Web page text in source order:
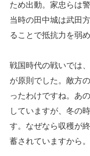
ため出動。家忠らは
当時の田中城は武田
ることで抵抗力を弱
戦国時代の戦いでは
が原則でした。敵方
ったわけですね。あ
していますが、冬の
す。なぜなら収穫が
蓄されていますから。